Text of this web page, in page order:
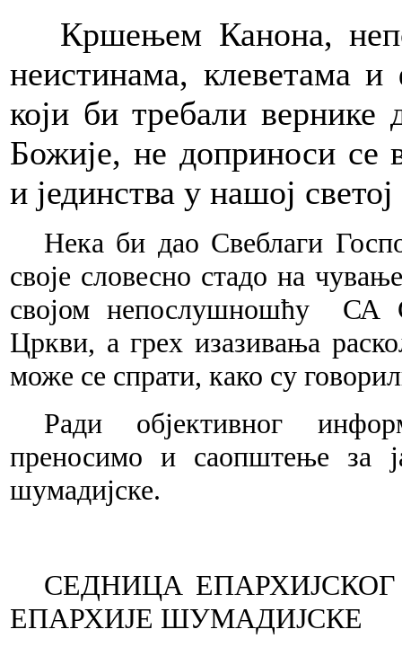
Кршењем Канона,
неистинама, клеветама
који би требали
Божије, не доприноси се
и јединства у нашој
Нека би дао Свеблаги
своје словесно стадо на
својом непослушношћу
СА
Цркви, а грех изазивања
може се спрати, како су
Ради објективног
преносимо и саопштење за
шумадијске.
СЕДНИЦA
ЕПАРХИЈЕ ШУМАДИЈСКЕ